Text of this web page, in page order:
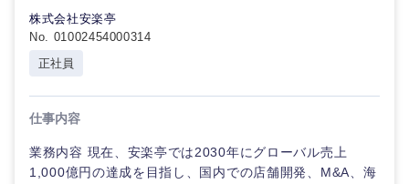
株式会社安楽亭
No. 01002454000314
正社員
仕事内容
業務内容 現在、安楽亭では2030年にグローバル売上
1,000億円の達成を目指し、国内での店舗開発、M&A、海